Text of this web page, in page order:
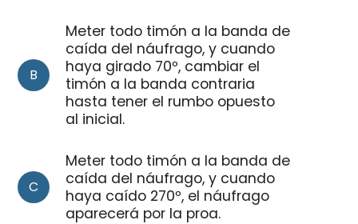
B
Meter todo timón a la banda de
caída del náufrago, y cuando
haya girado 70º, cambiar el
timón a la banda contraria
hasta tener el rumbo opuesto
al inicial.
C
Meter todo timón a la banda de
caída del náufrago, y cuando
haya caído 270º, el náufrago
aparecerá por la proa.